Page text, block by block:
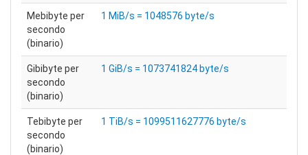
Mebibyte per
secondo
(binario)
1 MiB/s = 1048576 byte/s
Gibibyte per
secondo
(binario)
1 GiB/s = 1073741824 byte/s
Tebibyte per
secondo
(binario)
1 TiB/s = 1099511627776 byte/s